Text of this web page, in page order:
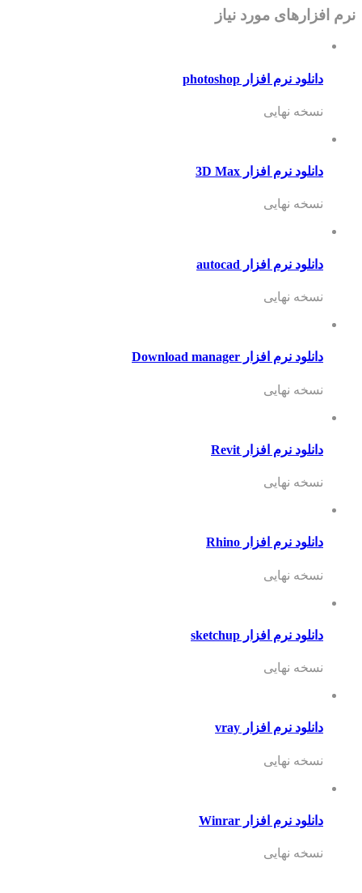
نرم افزارهای مورد نیاز
دانلود نرم افزار photoshop
نسخه نهایی
دانلود نرم افزار 3D Max
نسخه نهایی
دانلود نرم افزار autocad
نسخه نهایی
دانلود نرم افزار Download manager
نسخه نهایی
دانلود نرم افزار Revit
نسخه نهایی
دانلود نرم افزار Rhino
نسخه نهایی
دانلود نرم افزار sketchup
نسخه نهایی
دانلود نرم افزار vray
نسخه نهایی
دانلود نرم افزار Winrar
نسخه نهایی